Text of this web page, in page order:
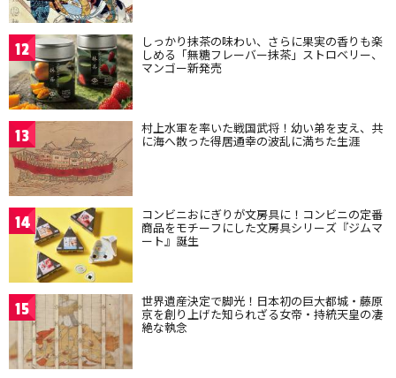
12 しっかり抹茶の味わい、さらに果実の香りも楽
しめる「無糖フレーバー抹茶」ストロベリー、
マンゴー新発売
13 村上水軍を率いた戦国武将！幼い弟を支え、共
に海へ散った得居通幸の波乱に満ちた生涯
14 コンビニおにぎりが文房具に！コンビニの定番
商品をモチーフにした文房具シリーズ『ジムマ
ート』誕生
15 世界遺産決定で脚光！日本初の巨大都城・藤原
京を創り上げた知られざる女帝・持統天皇の凄
絶な執念